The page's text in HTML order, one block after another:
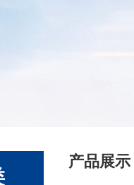
产品展示